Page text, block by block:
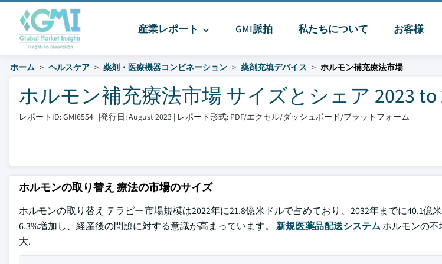
産業レポート GMI脈拍 私たちについて お客様
ホーム ヘルスケア 薬剤・医療機器コンビネーション 薬剤充填デバイス ホルモン補充療法市場
ホルモン補充療法市場 サイズとシェア 2023 to
レポートID: GMI6554 |発行日: August 2023 | レポート形式: PDF/エクセル/ダッシュボード/プラットフォーム
ホルモンの取り替え 療法の市場のサイズ
ホルモンの取り替え テラピー市場規模は2022年に21.8億米ドルで占めており、2032年までに40.1億
6.3%増加し、経産後の問題に対する意識が高まっています。新規医薬品配送システムホルモンの不
大.